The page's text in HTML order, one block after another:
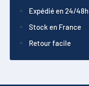
Expédié en 24/48h
Stock en France
Retour facile